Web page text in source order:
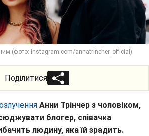
(фото: instagram.com/annatrincher_official)
Поділитися
Анни Трінчер з чоловіком,
блогер, співачка
людину, яка їй зрадить.